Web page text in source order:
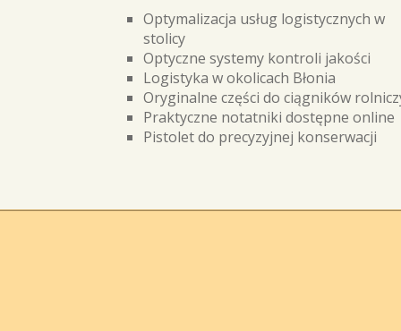
Optymalizacja usług logistycznych w
stolicy
Optyczne systemy kontroli jakości
Logistyka w okolicach Błonia
Oryginalne części do ciągników
Praktyczne notatniki dostępne online
Pistolet do precyzyjnej konserwacji